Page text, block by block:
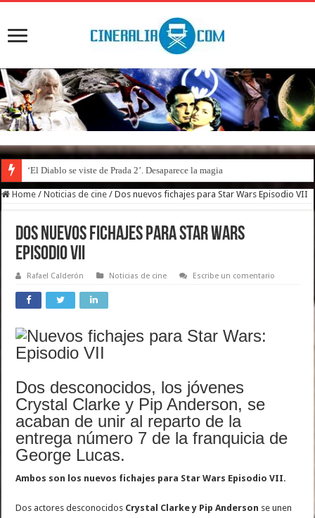
‘El Diablo se viste de Prada 2’. Desaparece la magia
Home / Noticias de cine / Dos nuevos fichajes para Star Wars Episodio VII
Dos nuevos fichajes para Star Wars
Episodio VII
Rafael Calderón Noticias de cine Escribe un comentario
Dos desconocidos, los jóvenes
Crystal Clarke y Pip Anderson, se
acaban de unir al reparto de la
entrega número 7 de la franquicia de
George Lucas.
Ambos son los nuevos fichajes para Star Wars Episodio VII.
Dos actores desconocidos Crystal Clarke y Pip Anderson se unen